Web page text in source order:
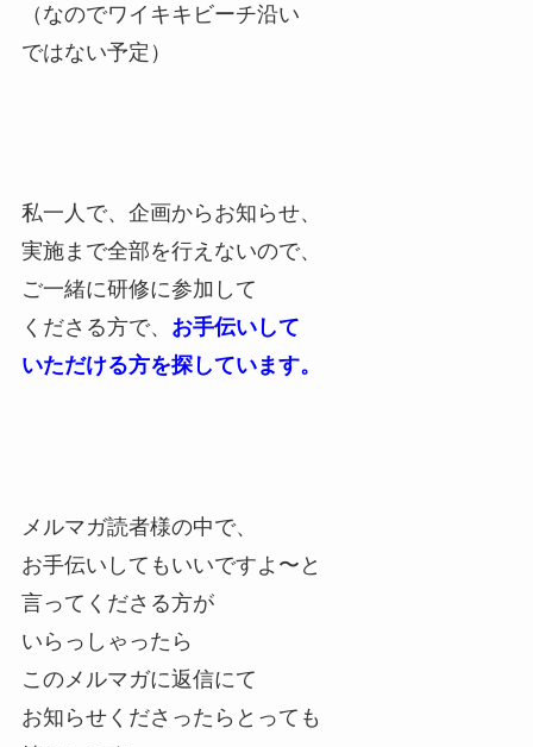
（なのでワイキキビーチ沿い
ではない予定）
私一人で、企画からお知らせ、
実施まで全部を行えないので、
ご一緒に研修に参加して
くださる方で、 お手伝いして
いただける方を探しています。
メルマガ読者様の中で、
お手伝いしてもいいですよ〜と
言ってくださる方が
いらっしゃったら
このメルマガに返信にて
お知らせくださったらとっても